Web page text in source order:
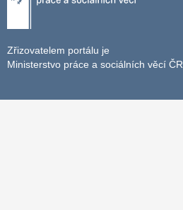
Zřizovatelem portálu je
Ministerstvo práce a sociálních věcí ČR